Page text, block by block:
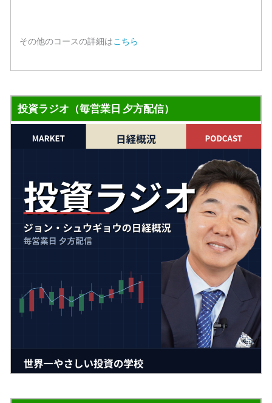
その他のコースの詳細はこちら
投資ラジオ（毎営業日 夕方配信）